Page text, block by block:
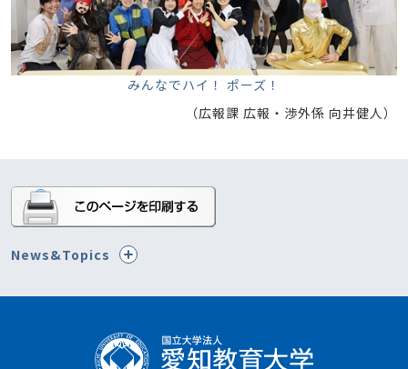
みんなでハイ！ ポーズ！
（広報課 広報・渉外係 向井健人）
News&Topics